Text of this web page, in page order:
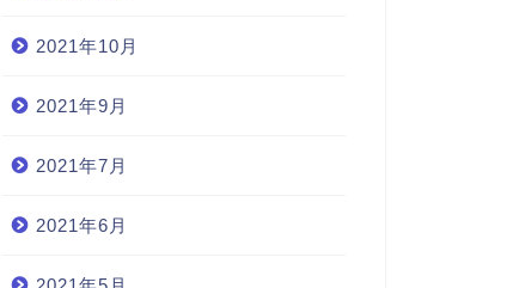
2021年10月
2021年9月
2021年7月
2021年6月